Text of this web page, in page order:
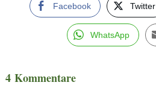
Facebook Twitter
WhatsApp
4 Kommentare